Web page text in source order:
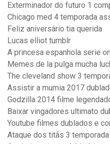
Exterminador do futuro 1
Chicago med 4 temporada
Feliz aniversário tia querida
Lucas elliot tumblr
A princesa espanhola serie
Memes de la pulga mucha
The cleveland show 3
Assistir a mumia 2017
Godzilla 2014 filme
Baixar vingadores ultimato
Youtube filmes dublados e
Ataque dos titãs 3